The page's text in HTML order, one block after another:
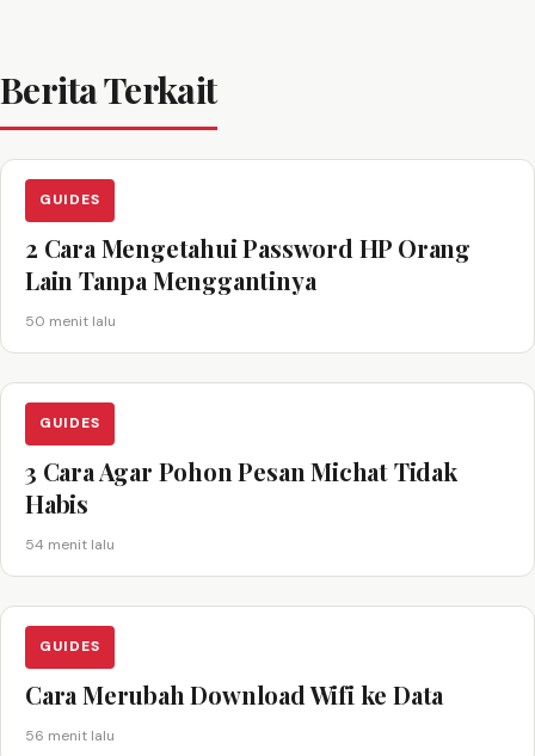
Berita Terkait
GUIDES
2 Cara Mengetahui Password HP Orang
Lain Tanpa Menggantinya
50 menit lalu
GUIDES
3 Cara Agar Pohon Pesan Michat Tidak
Habis
54 menit lalu
GUIDES
Cara Merubah Download Wifi ke Data
56 menit lalu